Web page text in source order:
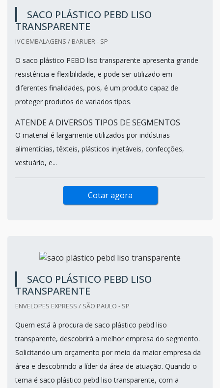
SACO PLÁSTICO PEBD LISO
TRANSPARENTE
IVC EMBALAGENS / BARUER - SP
O saco plástico PEBD liso transparente apresenta grande
resistência e flexibilidade, e pode ser utilizado em
diferentes finalidades, pois, é um produto capaz de
proteger produtos de variados tipos.
ATENDE A DIVERSOS TIPOS DE SEGMENTOS
O material é largamente utilizados por indústrias
alimentícias, têxteis, plásticos injetáveis, confecções,
vestuário, e...
Cotar agora
SACO PLÁSTICO PEBD LISO
TRANSPARENTE
ENVELOPES EXPRESS / SÃO PAULO - SP
Quem está à procura de saco plástico pebd liso
transparente, descobrirá a melhor empresa do segmento.
Solicitando um orçamento por meio da maior empresa da
área e descobrindo a líder da área de atuação. Quando o
tema é saco plástico pebd liso transparente, com a